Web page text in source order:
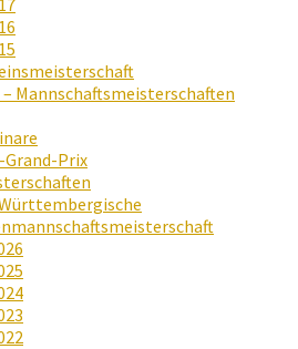
Mannschaftsmeisterschaften
Grand-Prix